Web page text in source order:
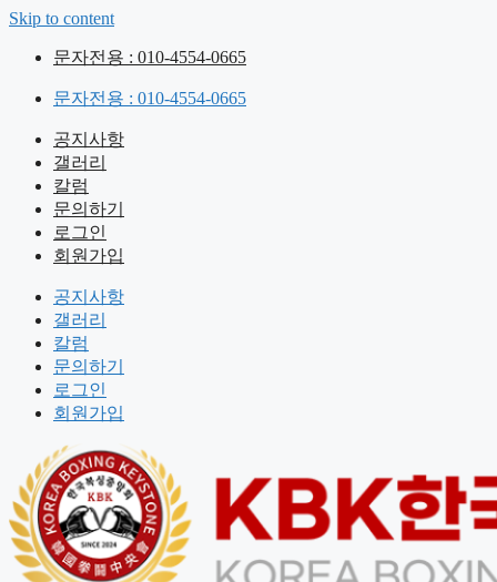
Skip to content
문자전용 : 010-4554-0665
문자전용 : 010-4554-0665
공지사항
갤러리
칼럼
문의하기
로그인
회원가입
공지사항
갤러리
칼럼
문의하기
로그인
회원가입